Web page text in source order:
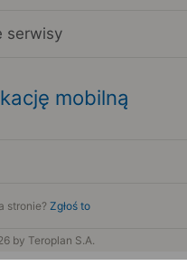
serwisy
mobilną
stronie?Zgłoś to
by Teroplan S.A.